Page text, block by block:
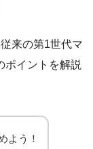
来の第1世代マ
ポイントを解説
よう！